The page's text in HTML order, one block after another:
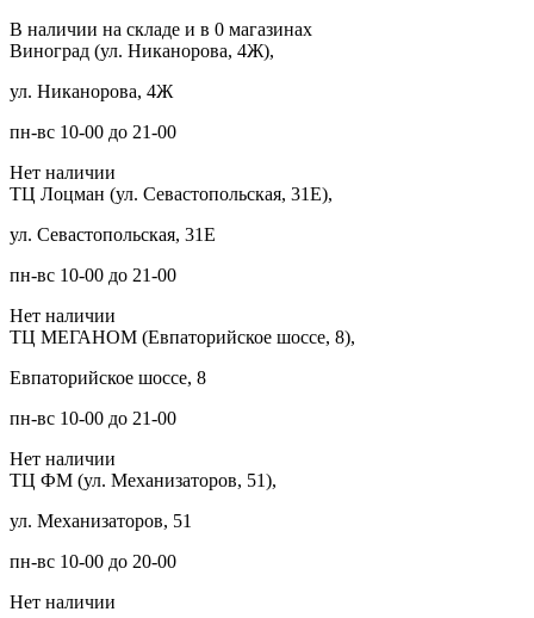
В наличии на складе и в 0 магазинах
Виноград (ул. Никанорова, 4Ж),
ул. Никанорова, 4Ж
пн-вс 10-00 до 21-00
Нет наличии
ТЦ Лоцман (ул. Севастопольская, 31Е),
ул. Севастопольская, 31Е
пн-вс 10-00 до 21-00
Нет наличии
ТЦ МЕГАНОМ (Евпаторийское шоссе, 8),
Евпаторийское шоссе, 8
пн-вс 10-00 до 21-00
Нет наличии
ТЦ ФМ (ул. Механизаторов, 51),
ул. Механизаторов, 51
пн-вс 10-00 до 20-00
Нет наличии